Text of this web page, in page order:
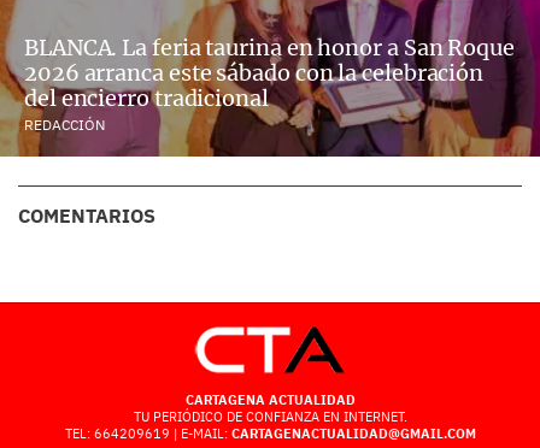
BLANCA. La feria taurina en honor a San Roque
2026 arranca este sábado con la celebración
del encierro tradicional
REDACCIÓN
COMENTARIOS
CARTAGENA ACTUALIDAD
TU PERIÓDICO DE CONFIANZA EN INTERNET.
TEL: 664209619 | E-MAIL: CARTAGENACTUALIDAD@GMAIL.COM